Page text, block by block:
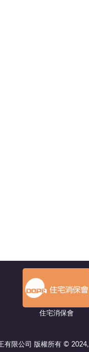
住宅消保會
有限公司 版權所有 © 2024,